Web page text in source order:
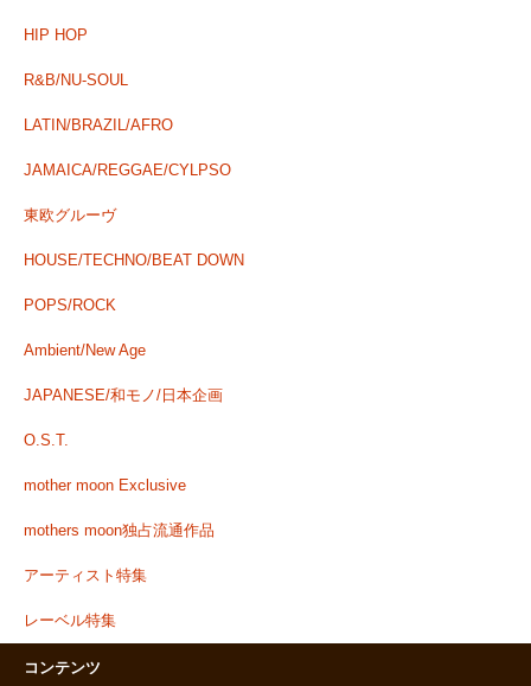
HIP HOP
R&B/NU-SOUL
LATIN/BRAZIL/AFRO
JAMAICA/REGGAE/CYLPSO
東欧グルーヴ
HOUSE/TECHNO/BEAT DOWN
POPS/ROCK
Ambient/New Age
JAPANESE/和モノ/日本企画
O.S.T.
mother moon Exclusive
mothers moon独占流通作品
アーティスト特集
レーベル特集
コンテンツ